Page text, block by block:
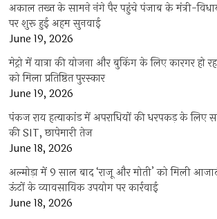
अकाल तख्त के सामने नंगे पैर पहुंचे पंजाब के मंत्री-
पर शुरू हुई अहम सुनवाई
June 19, 2026
मेट्रो में यात्रा की योजना और बुकिंग के लिए कारगर हो
को मिला प्रतिष्ठित पुरस्कार
June 19, 2026
पंकज राय हत्याकांड में अपराधियों की धरपकड़ के लिए
की SIT, छापेमारी तेज
June 18, 2026
अल्मोड़ा में 9 साल बाद ‘राजू और मोती’ को मिली
ऊंटों के व्यावसायिक उपयोग पर कार्रवाई
June 18, 2026